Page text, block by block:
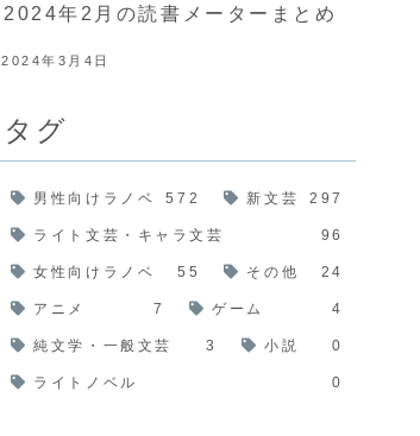
2024年2月の読書メーターまとめ
2024年3月4日
タグ
男性向けラノベ 572 新文芸 297
ライト文芸・キャラ文芸 96
女性向けラノベ 55 その他 24
アニメ 7 ゲーム 4
純文学・一般文芸 3 小説 0
ライトノベル 0